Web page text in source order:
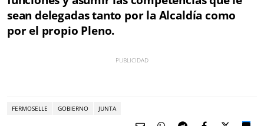
sean delegadas tanto por la Alcaldía como
por el propio Pleno.
FERMOSELLE GOBIERNO JUNTA